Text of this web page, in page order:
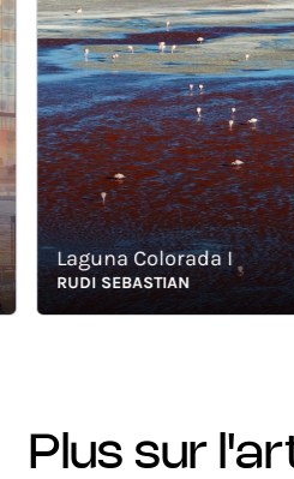
Laguna Colorada I
RUDI SEBASTIAN
plus sur l'art